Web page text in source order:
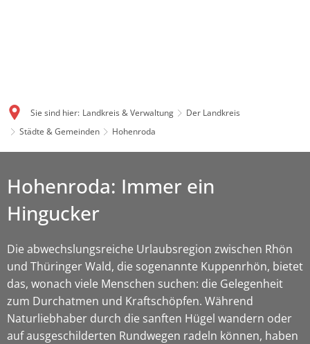
Sie sind hier: Landkreis & Verwaltung
Der Landkreis
Städte & Gemeinden
Hohenroda
Hohenroda: Immer ein
Hingucker
Die abwechslungsreiche Urlaubsregion zwischen Rhön
und Thüringer Wald, die sogenannte Kuppenrhön, bietet
das, wonach viele Menschen suchen: die Gelegenheit
zum Durchatmen und Kraftschöpfen. Während
Naturliebhaber durch die sanften Hügel wandern oder
auf ausgeschilderten Rundwegen radeln können, haben